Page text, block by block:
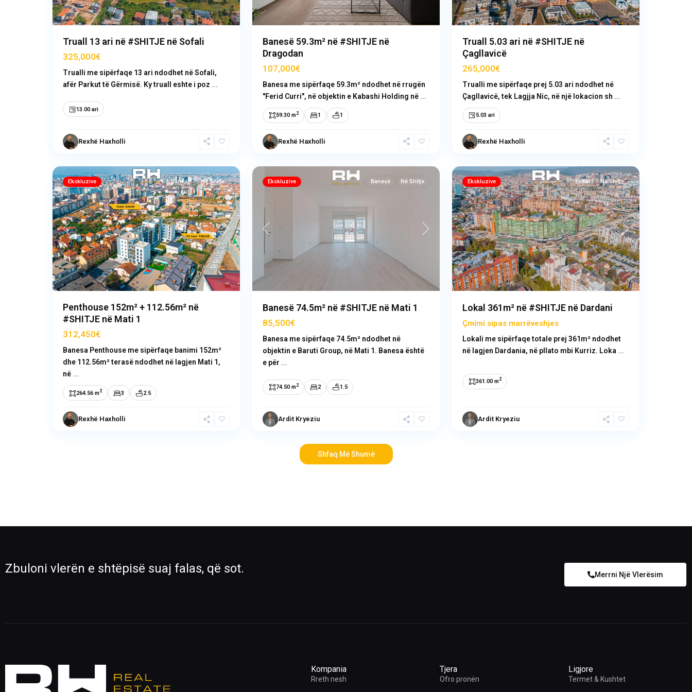
Truall 13 ari në #SHITJE në Sofali
325,000€
Trualli me sipërfaqe 13 ari ndodhet në Sofali,
afër Parkut të Gërmisë. Ky truall eshte i poz ...
13.00 ari
Rexhë Haxholli
Banesë 59.3m² në #SHITJE në
Dragodan
107,000€
Banesa me sipërfaqe 59.3m² ndodhet në rrugën
"Ferid Curri", në objektin e Kabashi Holding në ...
59.30 m2 1 1
Rexhë Haxholli
Truall 5.03 ari në #SHITJE në
Çagllavicë
265,000€
Trualli me sipërfaqe prej 5.03 ari ndodhet në
Çagllavicë, tek Lagjja Nic, në një lokacion sh ...
5.03 ari
Rexhë Haxholli
Mati
1 ,
Previous Next
Ekskluzive Banesë Në Shitje
Penthouse 152m² + 112.56m² në
#SHITJE në Mati 1
312,450€
Banesa Penthouse me sipërfaqe banimi 152m²
dhe 112.56m² terasë ndodhet në lagjen Mati 1,
në ...
264.56 m2 3 2.5
Rexhë Haxholli
Mati
1 ,
Previous Next
Ekskluzive Banesë Në Shitje
Banesë 74.5m² në #SHITJE në Mati 1
85,500€
Banesa me sipërfaqe 74.5m² ndodhet në
objektin e Baruti Group, në Mati 1. Banesa është
e për ...
74.50 m2 2 1.5
Ardit Kryeziu
Dardani,
Previous Next
Ekskluzive Lokal Në Shitje
Lokal 361m² në #SHITJE në Dardani
Çmimi sipas marrëveshjes
Lokali me sipërfaqe totale prej 361m² ndodhet
në lagjen Dardania, në pllato mbi Kurriz. Loka ...
361.00 m2
Ardit Kryeziu
Shfaq Më Shumë
Zbuloni vlerën e shtëpisë suaj falas, që sot. Merrni Një Vlerësim
Kompania
Rreth nesh
Tjera
Ofro pronën
Ligjore
Termet & Kushtet